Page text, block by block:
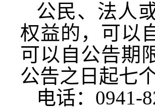
公民、法人
权益的，可以
可以自公告期
公告之日起七
电话：0941-